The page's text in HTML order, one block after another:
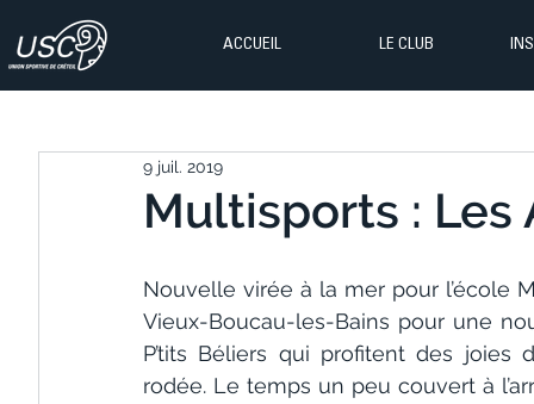
ACCUEIL LE CLUB
Multisports : Les
9 juil. 2019
Nouvelle virée à la mer pour l’école
Vieux-Boucau-les-Bains pour une
P’tits Béliers qui profitent des joies
rodée. Le temps un peu couvert à